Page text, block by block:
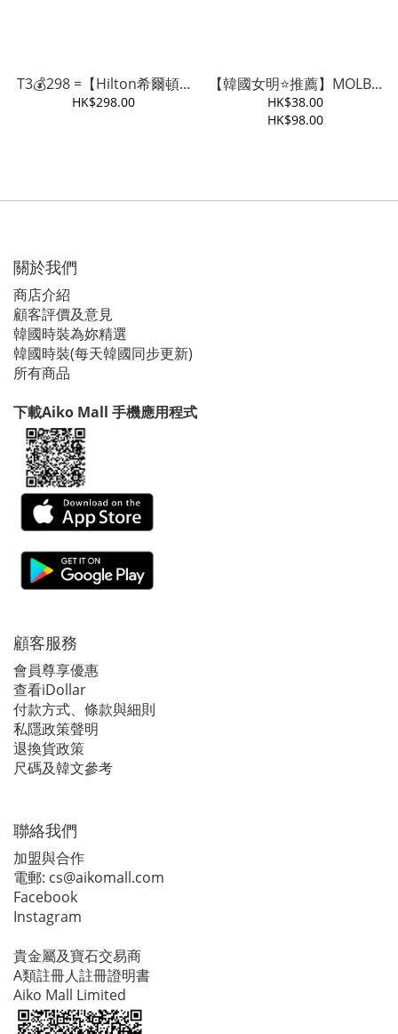
T3💰298 =【Hilton希爾頓...
HK$298.00
【韓國女明⭐️推薦】MOLB...
HK$38.00
HK$98.00
關於我們
商店介紹
顧客評價及意見
韓國時裝為妳精選
韓國時裝(每天韓國同步更新)
所有商品
下載Aiko Mall 手機應用程式
顧客服務
會員尊享優惠
查看iDollar
付款方式、條款與細則
私隱政策聲明
退換貨政策
尺碼及韓文參考
聯絡我們
加盟與合作
電郵: cs@aikomall.com
Facebook
Instagram
貴金屬及寶石交易商
A類註冊人註冊證明書
Aiko Mall Limited